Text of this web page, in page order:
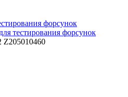
форсунок
тестирования форсунок
Z205010460